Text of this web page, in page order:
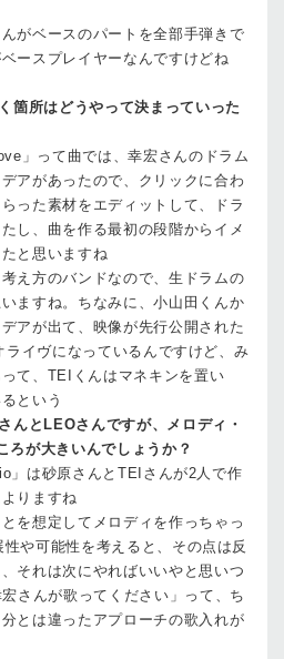
がベースのパートを全部手弾きで
ースプレイヤーなんですけどね
箇所はどうやって決まっていった
」って曲では、幸宏さんのドラム
アがあったので、クリックに合わ
った素材をエディットして、ドラ
し、曲を作る最初の段階からイメ
と思いますね
え方のバンドなので、生ドラムの
ますね。ちなみに、小山田くんか
アが出て、映像が先行公開された
ライヴになっているんですけど、み
て、TEIくんはマネキンを置い
という
んとLEOさんですが、メロディ・
ろが大きいんでしょうか？
」は砂原さんとTEIさんが2人で作
りますね
を想定してメロディを作っちゃっ
や可能性を考えると、その点は反
それは次にやればいいやと思いつ
さんが歌ってください」って、ち
とは違ったアプローチの歌入れが